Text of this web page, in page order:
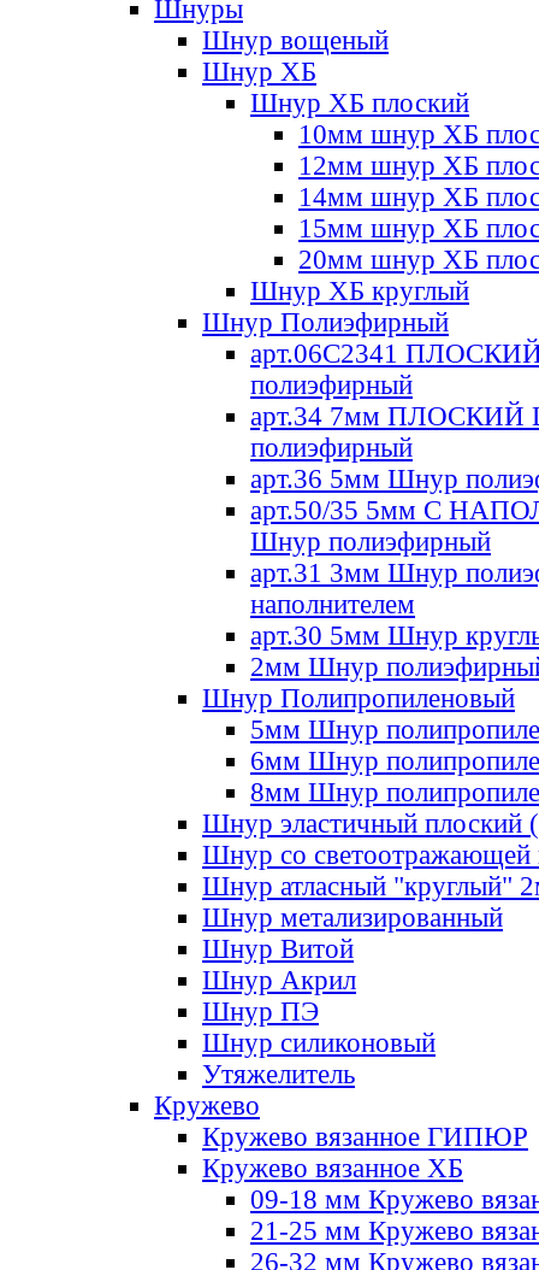
Шнуры
Шнур вощеный
Шнур ХБ
Шнур ХБ плоский
10мм шнур ХБ
12мм шнур ХБ
14мм шнур ХБ
15мм шнур ХБ
20мм шнур ХБ
Шнур ХБ круглый
Шнур Полиэфирный
арт.06С2341
полиэфирный
арт.34 7мм ПЛОСКИЙ
полиэфирный
арт.36 5мм Шнур
арт.50/35 5мм С
Шнур полиэфирный
арт.31 3мм Шнур
наполнителем
арт.30 5мм Шнур
2мм Шнур
Шнур Полипропиленовый
5мм Шнур
6мм Шнур
8мм Шнур
Шнур эластичный плоский
Шнур со светоотражающей
Шнур атласный "круглый"
Шнур метализированный
Шнур Витой
Шнур Акрил
Шнур ПЭ
Шнур силиконовый
Утяжелитель
Кружево
Кружево вязанное ГИПЮР
Кружево вязанное ХБ
09-18 мм Кружево
21-25 мм Кружево
26-32 мм Кружево